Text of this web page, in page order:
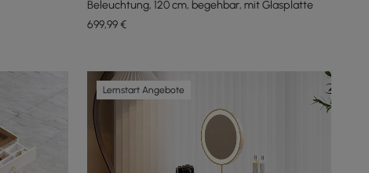
Beleuchtung, 120 cm, begehbar, mit Glasplatte
699,99€
Lernstart Angebote